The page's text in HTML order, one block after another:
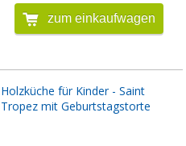
zum einkaufwagen
Holzküche für Kinder - Saint
Tropez mit Geburtstagstorte